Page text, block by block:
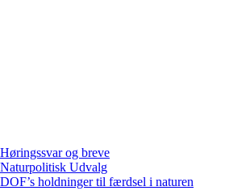
Høringssvar og breve
Naturpolitisk Udvalg
DOF’s holdninger til færdsel i naturen